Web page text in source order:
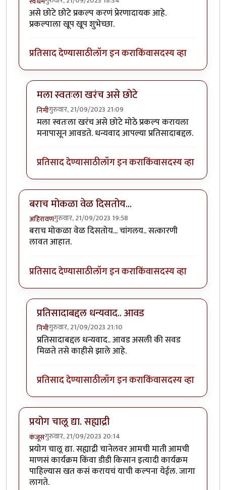
असे छोटे छोटे प्रकल्प करणं प्रेरणादायक आहे.
प्रकल्पाला खूप खूप शुभेच्छा.
प्रतिसाद देण्यासाठीलॉग इन कराकिंवासदस्य व्हा
मला स्वतःला खरंच असे छोटे
निमीगुरुवार, 21/09/2023 21:09
In reply toवा क्या बात हॅbyस्वधर्म
मला स्वतःला खरंच असे छोटे मोठे प्रकल्प करायला
मनापासून आवडते. धन्यवाद आपल्या प्रतिसादाबद्दल.
प्रतिसाद देण्यासाठीलॉग इन कराकिंवासदस्य व्हा
बराच मोकळा वेळ दिसतोय...
अहिरावणगुरुवार, 21/09/2023 19:58
बराच मोकळा वेळ दिसतोय... चांगलय.. सत्कारणी
लावत आहात.
प्रतिसाद देण्यासाठीलॉग इन कराकिंवासदस्य व्हा
प्रतिसादाबद्दल धन्यवाद.. आवड
निमीगुरुवार, 21/09/2023 21:10
In reply toबराच मोकळा वेळ दिसतोय...byअहिरावण
प्रतिसादाबद्दल धन्यवाद.. आवड असली की सवड
मिळते तसे काहीसे झाले आहे.
प्रतिसाद देण्यासाठीलॉग इन कराकिंवासदस्य व्हा
प्रयोग चालू द्या. सह्याद्री
कंजूसगुरुवार, 21/09/2023 20:14
प्रयोग चालू द्या. सह्याद्री चानेलवर आमची माती आमची
माणसं कार्यक्रम किंवा डीडी किसान इत्यादी कार्यक्रम
पाहिल्यास खत कसं करायचं याची कल्पना येईल. जागा
लागते.